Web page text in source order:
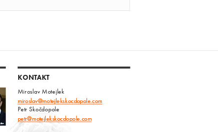
KONTAKT
Miroslav Motejlek
miroslav@motejlekskocdopole.com
Petr Skočdopole
petr@motejlekskocdopole.com